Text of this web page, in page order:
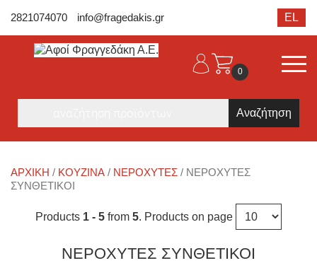
2821074070 info@fragedakis.gr EL
0
ΑΡΧΙΚΉ / ΚΟΥΖΙΝΑ / ΝΕΡΟΧΎΤΕΣ / ΝΕΡΟΧΎΤΕΣ
ΣΥΝΘΕΤΙΚΟΊ
Products 1 - 5 from 5. Products on page
ΝΕΡΟΧΎΤΕΣ ΣΥΝΘΕΤΙΚΟΊ